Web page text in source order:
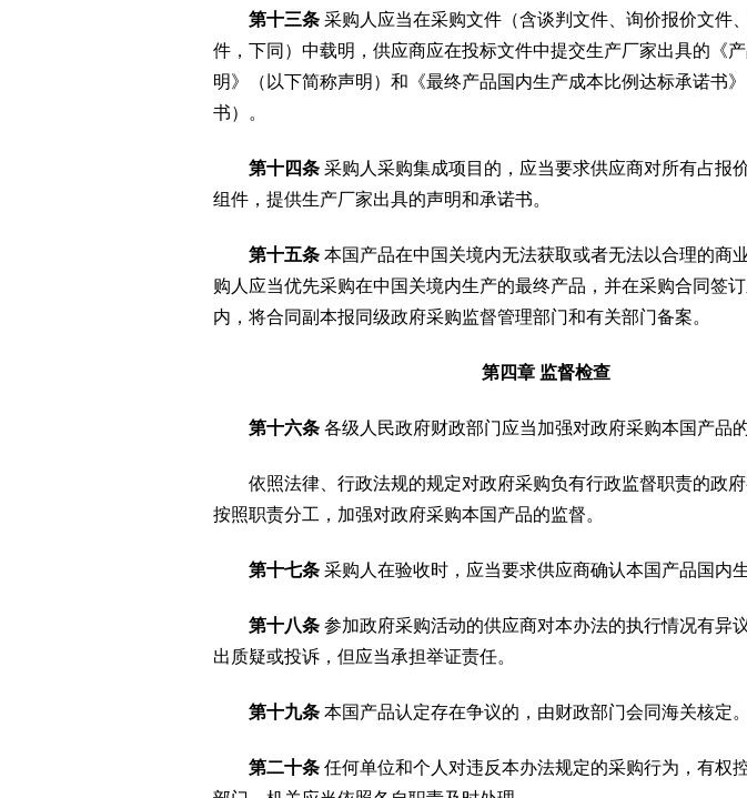
第十三条 采购人应当在采购文件（含谈判文件、询价报价文件
件，下同）中载明，供应商应在投标文件中提交生产厂家出具的《
明》（以下简称声明）和《最终产品国内生产成本比例达标承诺书
书）。
第十四条 采购人采购集成项目的，应当要求供应商对所有占报
组件，提供生产厂家出具的声明和承诺书。
第十五条 本国产品在中国关境内无法获取或者无法以合理的商
购人应当优先采购在中国关境内生产的最终产品，并在采购合同签
内，将合同副本报同级政府采购监督管理部门和有关部门备案。
第四章 监督检查
第十六条 各级人民政府财政部门应当加强对政府采购本国产品
依照法律、行政法规的规定对政府采购负有行政监督职责的政府
按照职责分工，加强对政府采购本国产品的监督。
第十七条 采购人在验收时，应当要求供应商确认本国产品国内
第十八条 参加政府采购活动的供应商对本办法的执行情况有异
出质疑或投诉，但应当承担举证责任。
第十九条 本国产品认定存在争议的，由财政部门会同海关核定。
第二十条 任何单位和个人对违反本办法规定的采购行为，有权